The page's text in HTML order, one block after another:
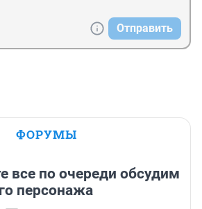
Отправить
ФОРУМЫ
все по очереди обсудим
персонажа